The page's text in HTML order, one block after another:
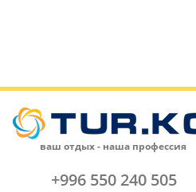
ваш отдых - наша профессия
+996 550 240 505